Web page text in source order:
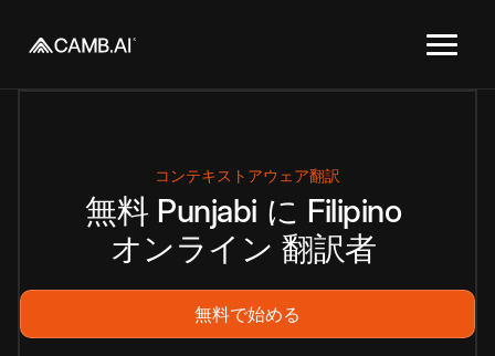
コンテキストアウェア翻訳
無料 Punjabi に Filipino
オンライン 翻訳者
無料で始める